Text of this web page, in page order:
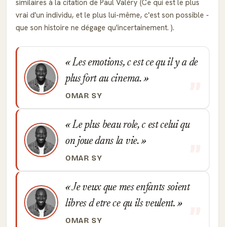
similaires à la citation de Paul Valéry (Ce qui est le plus
vrai d'un individu, et le plus lui-même, c'est son possible -
que son histoire ne dégage qu'incertainement. ).
Les emotions, c est ce qu il y a de
plus fort au cinema.
OMAR SY
Le plus beau role, c est celui qu
on joue dans la vie.
OMAR SY
Je veux que mes enfants soient
libres d etre ce qu ils veulent.
OMAR SY